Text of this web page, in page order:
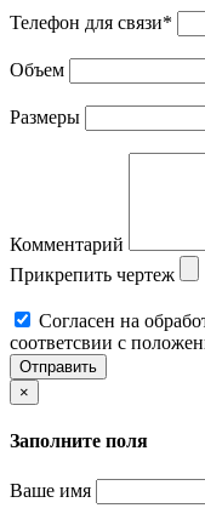
Телефон для связи*
Объем
Размеры
Комментарий
Прикрепить чертеж
Cогласен на
соответсвии с
Отправить
×
Заполните поля
Ваше имя